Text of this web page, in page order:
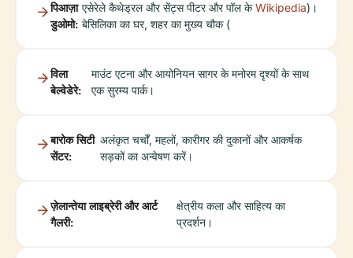
पिआज़ा
डुओमो:
एसेरेले कैथेड्रल और सेंट्स पीटर और पॉल के
बेसिलिका का घर, शहर का मुख्य चौक (
Wikipedia)।
विला
बेल्वेडेरे:
माउंट एटना और आयोनियन सागर के मनोरम दृश्यों के साथ
एक सुरम्य पार्क।
बारोक सिटी
सेंटर:
अलंकृत चर्चों, महलों, कारीगर की दुकानों और आकर्षक
सड़कों का अन्वेषण करें।
ज़ेलान्तेया लाइब्रेरी और आर्ट
गैलरी:
क्षेत्रीय कला और साहित्य का
प्रदर्शन।